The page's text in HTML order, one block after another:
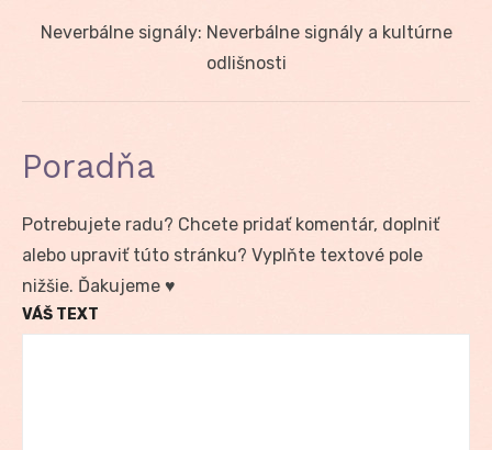
Next
Neverbálne signály: Neverbálne signály a kultúrne
odlišnosti
Poradňa
Potrebujete radu? Chcete pridať komentár, doplniť
alebo upraviť túto stránku? Vyplňte textové pole
nižšie. Ďakujeme ♥
VÁŠ TEXT